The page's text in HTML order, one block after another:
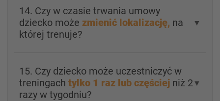
14. Czy w czasie trwania umowy
dziecko może zmienić lokalizację, na
której trenuje?
▼
15. Czy dziecko może uczestniczyć w
treningach tylko 1 raz lub częściej niż 2
razy w tygodniu?
▼